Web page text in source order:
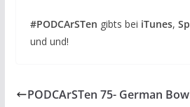
#PODCArSTen gibts bei iTunes,
und und!
PODCArSTen 75- German